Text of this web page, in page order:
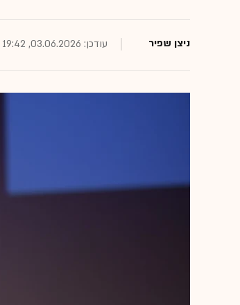
ניצן שפיר עודכן: 03.06.2026, 19:42